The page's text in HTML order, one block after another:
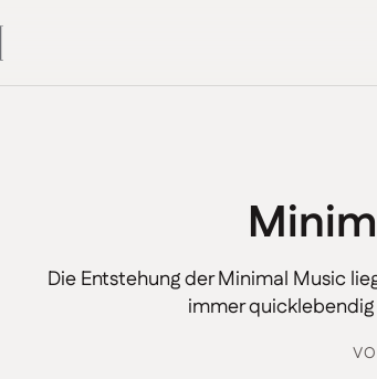
Die Entstehung der Minimal Music
immer